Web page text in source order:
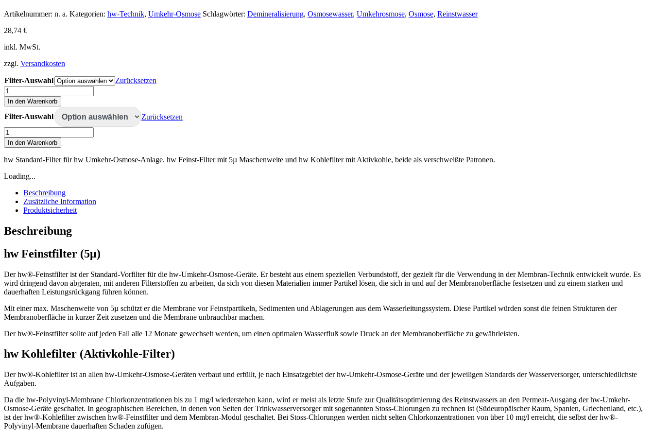
Artikelnummer: n. a. Kategorien: hw-Technik, Umkehr-Osmose Schlagwörter: Demineralisierung, Osmosewasser, Umkehrosmose, Osmose, Reinstwasser
28,74 €
inkl. MwSt.
zzgl. Versandkosten
Filter-Auswahl
Zurücksetzen
hw
Standard-
Filter
für
Menge
In den Warenkorb
Filter-Auswahl
Zurücksetzen
hw
Standard-
Filter
für
Menge
In den Warenkorb
hw Standard-Filter für hw Umkehr-Osmose-Anlage. hw Feinst-Filter mit 5µ Maschenweite und hw Kohlefilter mit Aktivkohle, beide als verschweißte Patronen.
Loading...
Beschreibung
Zusätzliche Information
Produktsicherheit
Beschreibung
hw Feinstfilter (5µ)
Der hw®-Feinstfilter ist der Standard-Vorfilter für die hw-Umkehr-Osmose-Geräte. Er besteht aus einem speziellen Verbundstoff, der gezielt für die Verwendung in der Membran-Technik entwickelt wurde. Es
wird dringend davon abgeraten, mit anderen Filterstoffen zu arbeiten, da sich von diesen Materialien immer Partikel lösen, die sich in und auf der Membranoberfläche festsetzen und zu einem starken und
dauerhaften Leistungsrückgang führen können.
Mit einer max. Maschenweite von 5µ schützt er die Membrane vor Feinstpartikeln, Sedimenten und Ablagerungen aus dem Wasserleitungssystem. Diese Partikel würden sonst die feinen Strukturen der
Membranoberfläche in kurzer Zeit zusetzen und die Membrane unbrauchbar machen.
Der hw®-Feinstfilter sollte auf jeden Fall alle 12 Monate gewechselt werden, um einen optimalen Wasserfluß sowie Druck an der Membranoberfläche zu gewährleisten.
hw Kohlefilter (Aktivkohle-Filter)
Der hw®-Kohlefilter ist an allen hw-Umkehr-Osmose-Geräten verbaut und erfüllt, je nach Einsatzgebiet der hw-Umkehr-Osmose-Geräte und der jeweiligen Standards der Wasserversorger, unterschiedlichste
Aufgaben.
Da die hw-Polyvinyl-Membrane Chlorkonzentrationen bis zu 1 mg/l wiederstehen kann, wird er meist als letzte Stufe zur Qualitätsoptimierung des Reinstwassers an den Permeat-Ausgang der hw-Umkehr-
Osmose-Geräte geschaltet. In geographischen Bereichen, in denen von Seiten der Trinkwasserversorger mit sogenannten Stoss-Chlorungen zu rechnen ist (Südeuropäischer Raum, Spanien, Griechenland, etc.),
ist der hw®-Kohlefilter zwischen hw®-Feinstfilter und dem Membran-Modul geschaltet. Bei Stoss-Chlorungen werden nicht selten Chlorkonzentrationen von über 10 mg/l erreicht, die selbst der hw®-
Polyvinyl-Membrane dauerhaften Schaden zufügen.